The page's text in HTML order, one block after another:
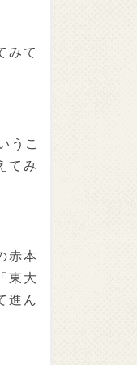
みて
うこ
てみ
赤本
東大
進ん